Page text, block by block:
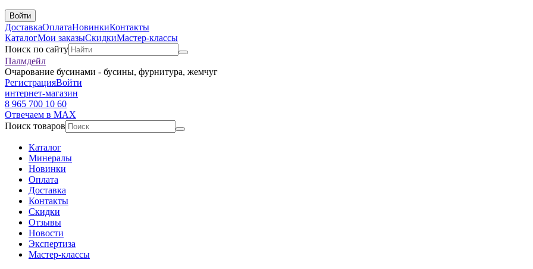
Войти
ДоставкаОплатаНовинкиКонтакты
КаталогМои заказыСкидкиМастер-классы
Поиск по сайту
Палмдейл
Очарование бусинами - бусины, фурнитура, жемчуг
РегистрацияВойти
интернет-магазин
8 965 700 10 60
Отвечаем в MAX
Поиск товаров
Каталог
Минералы
Новинки
Оплата
Доставка
Контакты
Скидки
Отзывы
Новости
Экспертиза
Мастер-классы